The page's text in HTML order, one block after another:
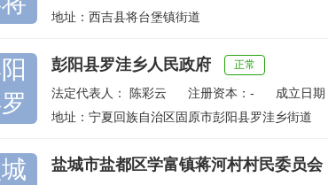
地址：西吉县将台堡镇街道
彭阳县罗洼乡人民政府 正常
法定代表人： 陈彩云 注册资本：-
成立日期
地址：宁夏回族自治区固原市彭阳县罗洼乡街道
盐城市盐都区学富镇蒋河村村民委员会